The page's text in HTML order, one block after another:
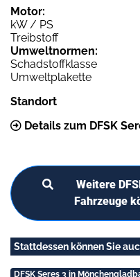
Motor:
kW / PS
Treibstoff
Umweltnormen:
Schadstoffklasse
Umweltplakette
Standort
Details zum DFSK
Weitere
Fahrzeuge
Stattdessen können Sie
DFSK Seres 3 in